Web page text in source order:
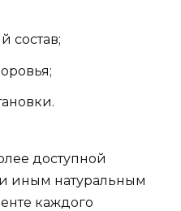
состав;
доступной
иным натуральным
каждого